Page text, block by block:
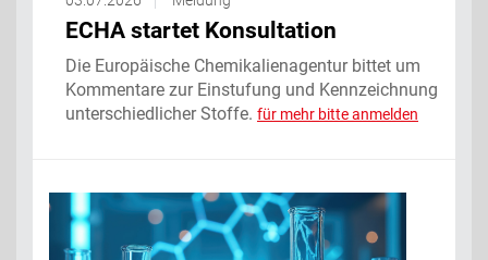
ECHA startet Konsultation
Die Europäische Chemikalienagentur bittet um
Kommentare zur Einstufung und Kennzeichnung
unterschiedlicher Stoffe. für mehr bitte anmelden